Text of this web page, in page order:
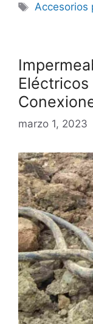
Accesorios
marzo 1, 2023